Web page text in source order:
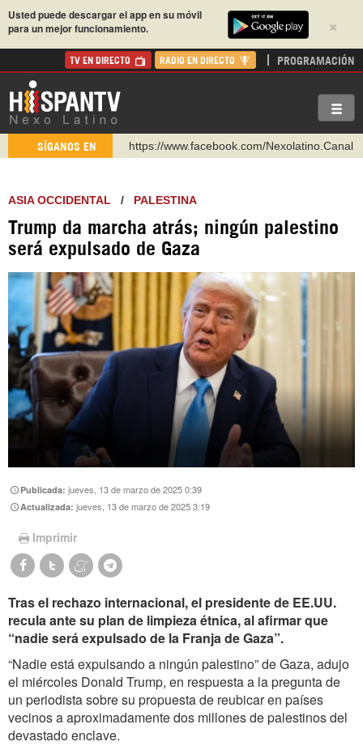
×
Usted puede descargar el app en su móvil
para un mejor funcionamiento.
TV EN DIRECTO RADIO EN DIRECTO PROGRAMACIÓN
SÍGANOS EN
https://www.facebook.com/Nexolatino.Canal
http://twitter.com/nexo_latino
https://t.me/hispantvcanal
https://urmedium.com/c/hispantv
Instagram como: hispan_tv
ASIA OCCIDENTAL / PALESTINA
Trump da marcha atrás; ningún palestino
será expulsado de Gaza
Publicada:jueves, 13 de marzo de 2025 0:39
Actualizada:jueves, 13 de marzo de 2025 3:19
Imprimir
Tras el rechazo internacional, el presidente de EE.UU.
recula ante su plan de limpieza étnica, al afirmar que
“nadie será expulsado de la Franja de Gaza”.
“Nadie está expulsando a ningún palestino” de Gaza, adujo
el miércoles Donald Trump, en respuesta a la pregunta de
un periodista sobre su propuesta de reubicar en países
vecinos a aproximadamente dos millones de palestinos del
devastado enclave.